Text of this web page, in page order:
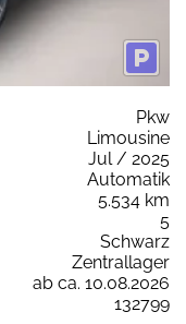
Pkw
Limousine
Jul / 2025
Automatik
5.534 km
5
Schwarz
Zentrallager
ab ca. 10.08.2026
132799